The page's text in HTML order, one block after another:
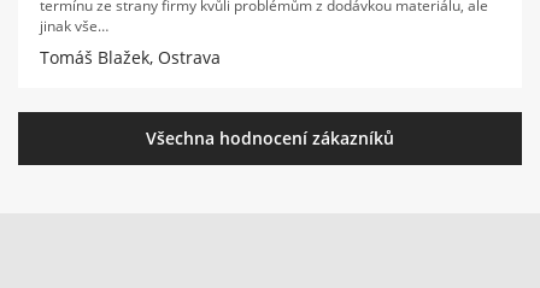
termínu ze strany firmy kvůli problémům z dodávkou materiálu, ale
jinak vše…
Tomáš Blažek, Ostrava
Všechna hodnocení zákazníků